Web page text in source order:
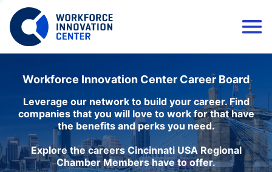
Workforce Innovation Center Career Board
Leverage our network to build your career. Find
companies that you will love to work for that have
the benefits and perks you need.
Explore the careers Cincinnati USA Regional
Chamber Members have to offer.